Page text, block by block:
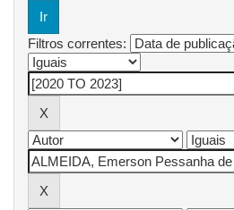
Filtros correntes: